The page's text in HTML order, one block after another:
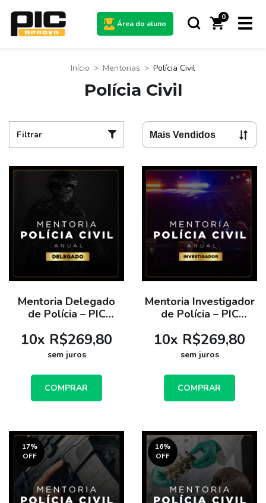
Área do aluno
0
Início > Mentorias > Polícia Civil
Polícia Civil
Filtrar
Mentoria Delegado
de Polícia – PIC
10x R$269,80
sem juros
COMPRAR
Mentoria Investigador
de Polícia – PIC
10x R$269,80
sem juros
COMPRAR
17%
OFF
16%
OFF